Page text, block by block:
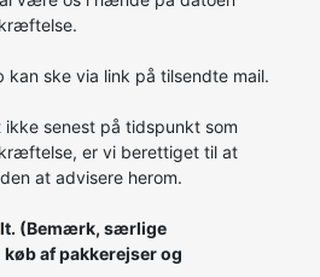
ske via link på tilsendte mail.
senest på tidspunkt som
er vi berettiget til at
at advisere herom.
(Bemærk, særlige
af pakkerejser og